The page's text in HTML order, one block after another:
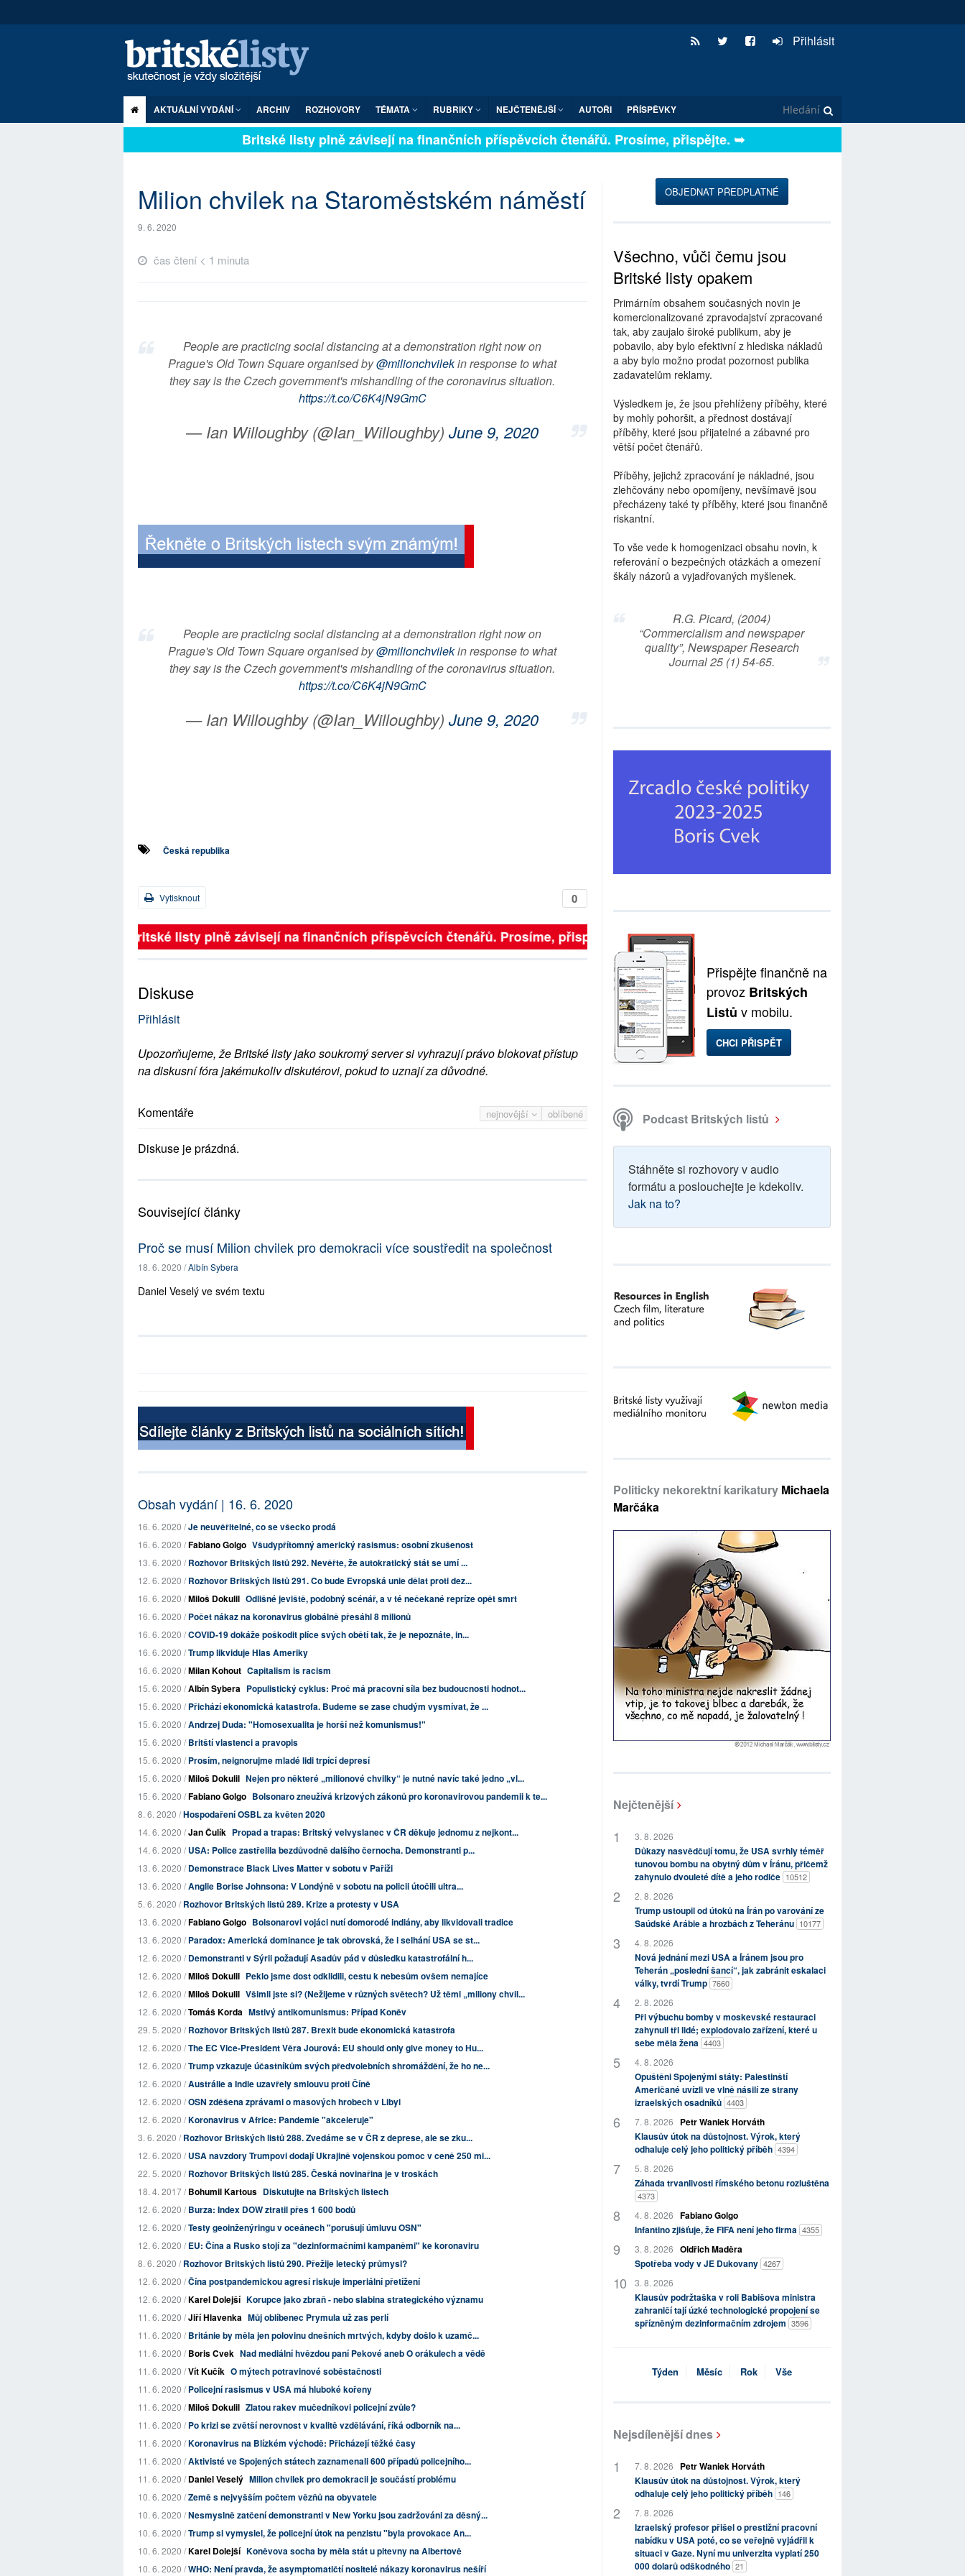
Přihlásit
AKTUÁLNÍ VYDÁNÍ ARCHIV ROZHOVORY TÉMATA RUBRIKY NEJČTENĚJŠÍ AUTOŘI PŘÍSPĚVKY
Britské listy plně závisejí na finančních příspěvcích čtenářů. Prosíme, přispějte. ➥
Milion chvilek na Staroměstském náměstí
9. 6. 2020
čas čtení < 1 minuta
People are practicing social distancing at a demonstration right now on
Prague's Old Town Square organised by@milionchvilekin response to what
they say is the Czech government's mishandling of the coronavirus situation.
https://t.co/C6K4jN9GmC
— Ian Willoughby (@Ian_Willoughby)June 9, 2020
People are practicing social distancing at a demonstration right now on
Prague's Old Town Square organised by@milionchvilekin response to what
they say is the Czech government's mishandling of the coronavirus situation.
https://t.co/C6K4jN9GmC
— Ian Willoughby (@Ian_Willoughby)June 9, 2020
Česká republika
0
Vytisknout
Britské listy plně závisejí na finančních příspěvcích čtenářů. Prosíme, přispějte. ➥
Diskuse
Přihlásit
Upozorňujeme, že Britské listy jako soukromý server si vyhrazují právo blokovat přístup
na diskusní fóra jakémukoliv diskutérovi, pokud to uznají za důvodné.
nejnovější oblíbené
Komentáře
Diskuse je prázdná.
Související články
Proč se musí Milion chvilek pro demokracii více soustředit na společnost
18. 6. 2020 /Albín Sybera
Daniel Veselý ve svém textu
Obsah vydání | 16. 6. 2020
16. 6. 2020 /Je neuvěřitelné, co se všecko prodá
16. 6. 2020 /Fabiano Golgo Všudypřítomný americký rasismus: osobní zkušenost
13. 6. 2020 /Rozhovor Britských listů 292. Nevěřte, že autokratický stát se umí ...
12. 6. 2020 /Rozhovor Britských listů 291. Co bude Evropská unie dělat proti dez...
16. 6. 2020 /Miloš Dokulil Odlišné jeviště, podobný scénář, a v té nečekané repríze opět smrt
16. 6. 2020 /Počet nákaz na koronavirus globálně přesáhl 8 milionů
16. 6. 2020 /COVID-19 dokáže poškodit plíce svých obětí tak, že je nepoznáte, in...
16. 6. 2020 /Trump likviduje Hlas Ameriky
16. 6. 2020 /Milan Kohout Capitalism is racism
15. 6. 2020 /Albín Sybera Populistický cyklus: Proč má pracovní síla bez budoucnosti hodnot...
15. 6. 2020 /Přichází ekonomická katastrofa. Budeme se zase chudým vysmívat, že ...
15. 6. 2020 /Andrzej Duda: "Homosexualita je horší než komunismus!"
15. 6. 2020 /Britští vlastenci a pravopis
15. 6. 2020 /Prosím, neignorujme mladé lidi trpící depresí
15. 6. 2020 /Miloš Dokulil Nejen pro některé „milionové chvilky“ je nutné navíc také jedno „vl...
15. 6. 2020 /Fabiano Golgo Bolsonaro zneužívá krizových zákonů pro koronavirovou pandemii k te...
8. 6. 2020 /Hospodaření OSBL za květen 2020
14. 6. 2020 /Jan Čulík Propad a trapas: Britský velvyslanec v ČR děkuje jednomu z nejkont...
14. 6. 2020 /USA: Police zastřelila bezdůvodně dalšího černocha. Demonstranti p...
13. 6. 2020 /Demonstrace Black Lives Matter v sobotu v Paříži
13. 6. 2020 /Anglie Borise Johnsona: V Londýně v sobotu na policii útočili ultra...
5. 6. 2020 /Rozhovor Britských listů 289. Krize a protesty v USA
13. 6. 2020 /Fabiano Golgo Bolsonarovi vojáci nutí domorodé indiány, aby likvidovali tradice
13. 6. 2020 /Paradox: Americká dominance je tak obrovská, že i selhání USA se st...
12. 6. 2020 /Demonstranti v Sýrii požadují Asadův pád v důsledku katastrofální h...
12. 6. 2020 /Miloš Dokulil Peklo jsme dost odklidili, cestu k nebesům ovšem nemajíce
12. 6. 2020 /Miloš Dokulil Všimli jste si? (Nežijeme v různých světech? Už těmi „miliony chvil...
12. 6. 2020 /Tomáš Korda Mstivý antikomunismus: Případ Koněv
29. 5. 2020 /Rozhovor Britských listů 287. Brexit bude ekonomická katastrofa
12. 6. 2020 /The EC Vice-President Věra Jourová: EU should only give money to Hu...
12. 6. 2020 /Trump vzkazuje účastníkům svých předvolebních shromáždění, že ho ne...
12. 6. 2020 /Austrálie a Indie uzavřely smlouvu proti Číně
12. 6. 2020 /OSN zděšena zprávami o masových hrobech v Libyi
12. 6. 2020 /Koronavirus v Africe: Pandemie "akceleruje"
3. 6. 2020 /Rozhovor Britských listů 288. Zvedáme se v ČR z deprese, ale se zku...
12. 6. 2020 /USA navzdory Trumpovi dodají Ukrajině vojenskou pomoc v ceně 250 mi...
22. 5. 2020 /Rozhovor Britských listů 285. Česká novinařina je v troskách
18. 4. 2017 /Bohumil Kartous Diskutujte na Britských listech
12. 6. 2020 /Burza: Index DOW ztratil přes 1 600 bodů
12. 6. 2020 /Testy geoinženýringu v oceánech "porušují úmluvu OSN"
12. 6. 2020 /EU: Čína a Rusko stojí za "dezinformačními kampaněmi" ke koronaviru
8. 6. 2020 /Rozhovor Britských listů 290. Přežije letecký průmysl?
12. 6. 2020 /Čína postpandemickou agresí riskuje imperiální přetížení
12. 6. 2020 /Karel Dolejší Korupce jako zbraň - nebo slabina strategického významu
11. 6. 2020 /Jiří Hlavenka Můj oblíbenec Prymula už zas perlí
11. 6. 2020 /Británie by měla jen polovinu dnešních mrtvých, kdyby došlo k uzamč...
11. 6. 2020 /Boris Cvek Nad mediální hvězdou paní Pekové aneb O orákulech a vědě
11. 6. 2020 /Vít Kučík O mýtech potravinové soběstačnosti
11. 6. 2020 /Policejní rasismus v USA má hluboké kořeny
11. 6. 2020 /Miloš Dokulil Zlatou rakev mučedníkovi policejní zvůle?
11. 6. 2020 /Po krizi se zvětší nerovnost v kvalitě vzdělávání, říká odborník na...
11. 6. 2020 /Koronavirus na Blízkém východě: Přicházejí těžké časy
11. 6. 2020 /Aktivisté ve Spojených státech zaznamenali 600 případů policejního...
11. 6. 2020 /Daniel Veselý Milion chvilek pro demokracii je součástí problému
10. 6. 2020 /Země s nejvyšším počtem vězňů na obyvatele
10. 6. 2020 /Nesmyslně zatčení demonstranti v New Yorku jsou zadržováni za děsný...
10. 6. 2020 /Trump si vymyslel, že policejní útok na penzistu "byla provokace An...
10. 6. 2020 /Karel Dolejší Koněvova socha by měla stát u pitevny na Albertově
10. 6. 2020 /WHO: Není pravda, že asymptomatičtí nositelé nákazy koronavirus nešíří
OBJEDNAT PŘEDPLATNÉ
Všechno, vůči čemu jsou
Britské listy opakem
Primárním obsahem současných novin je
komercionalizované zpravodajství zpracované
tak, aby zaujalo široké publikum, aby je
pobavilo, aby bylo efektivní z hlediska nákladů
a aby bylo možno prodat pozornost publika
zadavatelům reklamy.
Výsledkem je, že jsou přehlíženy příběhy, které
by mohly pohoršit, a přednost dostávají
příběhy, které jsou přijatelné a zábavné pro
větší počet čtenářů.
Příběhy, jejichž zpracování je nákladné, jsou
zlehčovány nebo opomíjeny, nevšímavě jsou
přecházeny také ty příběhy, které jsou finančně
riskantní.
To vše vede k homogenizaci obsahu novin, k
referování o bezpečných otázkách a omezení
škály názorů a vyjadřovaných myšlenek.
R.G. Picard, (2004)
“Commercialism and newspaper
quality”, Newspaper Research
Journal 25 (1) 54-65.
Přispějte finančně na
provoz Britských
Listů v mobilu.
CHCI PŘISPĚT
Podcast Britských listů
Stáhněte si rozhovory v audio
formátu a poslouchejte je kdekoliv.
Jak na to?
Politicky nekorektní karikatury Michaela
Marčáka
Nejčtenější
3. 8. 2026
Důkazy nasvědčují tomu, že USA svrhly téměř
tunovou bombu na obytný dům v Íránu, přičemž
zahynulo dvouleté dítě a jeho rodiče 10512
2. 8. 2026
Trump ustoupil od útoků na Írán po varování ze
Saúdské Arábie a hrozbách z Teheránu 10177
4. 8. 2026
Nová jednání mezi USA a Íránem jsou pro
Teherán „poslední šancí“, jak zabránit eskalaci
války, tvrdí Trump 7660
2. 8. 2026
Při výbuchu bomby v moskevské restauraci
zahynuli tři lidé; explodovalo zařízení, které u
sebe měla žena 4403
4. 8. 2026
Opuštěni Spojenými státy: Palestinští
Američané uvízli ve vlně násilí ze strany
izraelských osadníků 4403
7. 8. 2026
Petr Waniek Horváth
Klausův útok na důstojnost. Výrok, který
odhaluje celý jeho politický příběh 4394
5. 8. 2026
Záhada trvanlivosti římského betonu rozluštěna
4373
4. 8. 2026 Fabiano Golgo
Infantino zjišťuje, že FIFA není jeho firma 4355
3. 8. 2026 Oldřich Maděra
Spotřeba vody v JE Dukovany 4267
3. 8. 2026
Klausův podržtaška v roli Babišova ministra
zahraničí tají úzké technologické propojení se
spřízněným dezinformačním zdrojem 3596
Týden Měsíc Rok Vše
Nejsdílenější dnes
7. 8. 2026
Petr Waniek Horváth
Klausův útok na důstojnost. Výrok, který
odhaluje celý jeho politický příběh 146
7. 8. 2026
Izraelský profesor přišel o prestižní pracovní
nabídku v USA poté, co se veřejně vyjádřil k
situaci v Gaze. Nyní mu univerzita vyplatí 250
000 dolarů odškodného 21